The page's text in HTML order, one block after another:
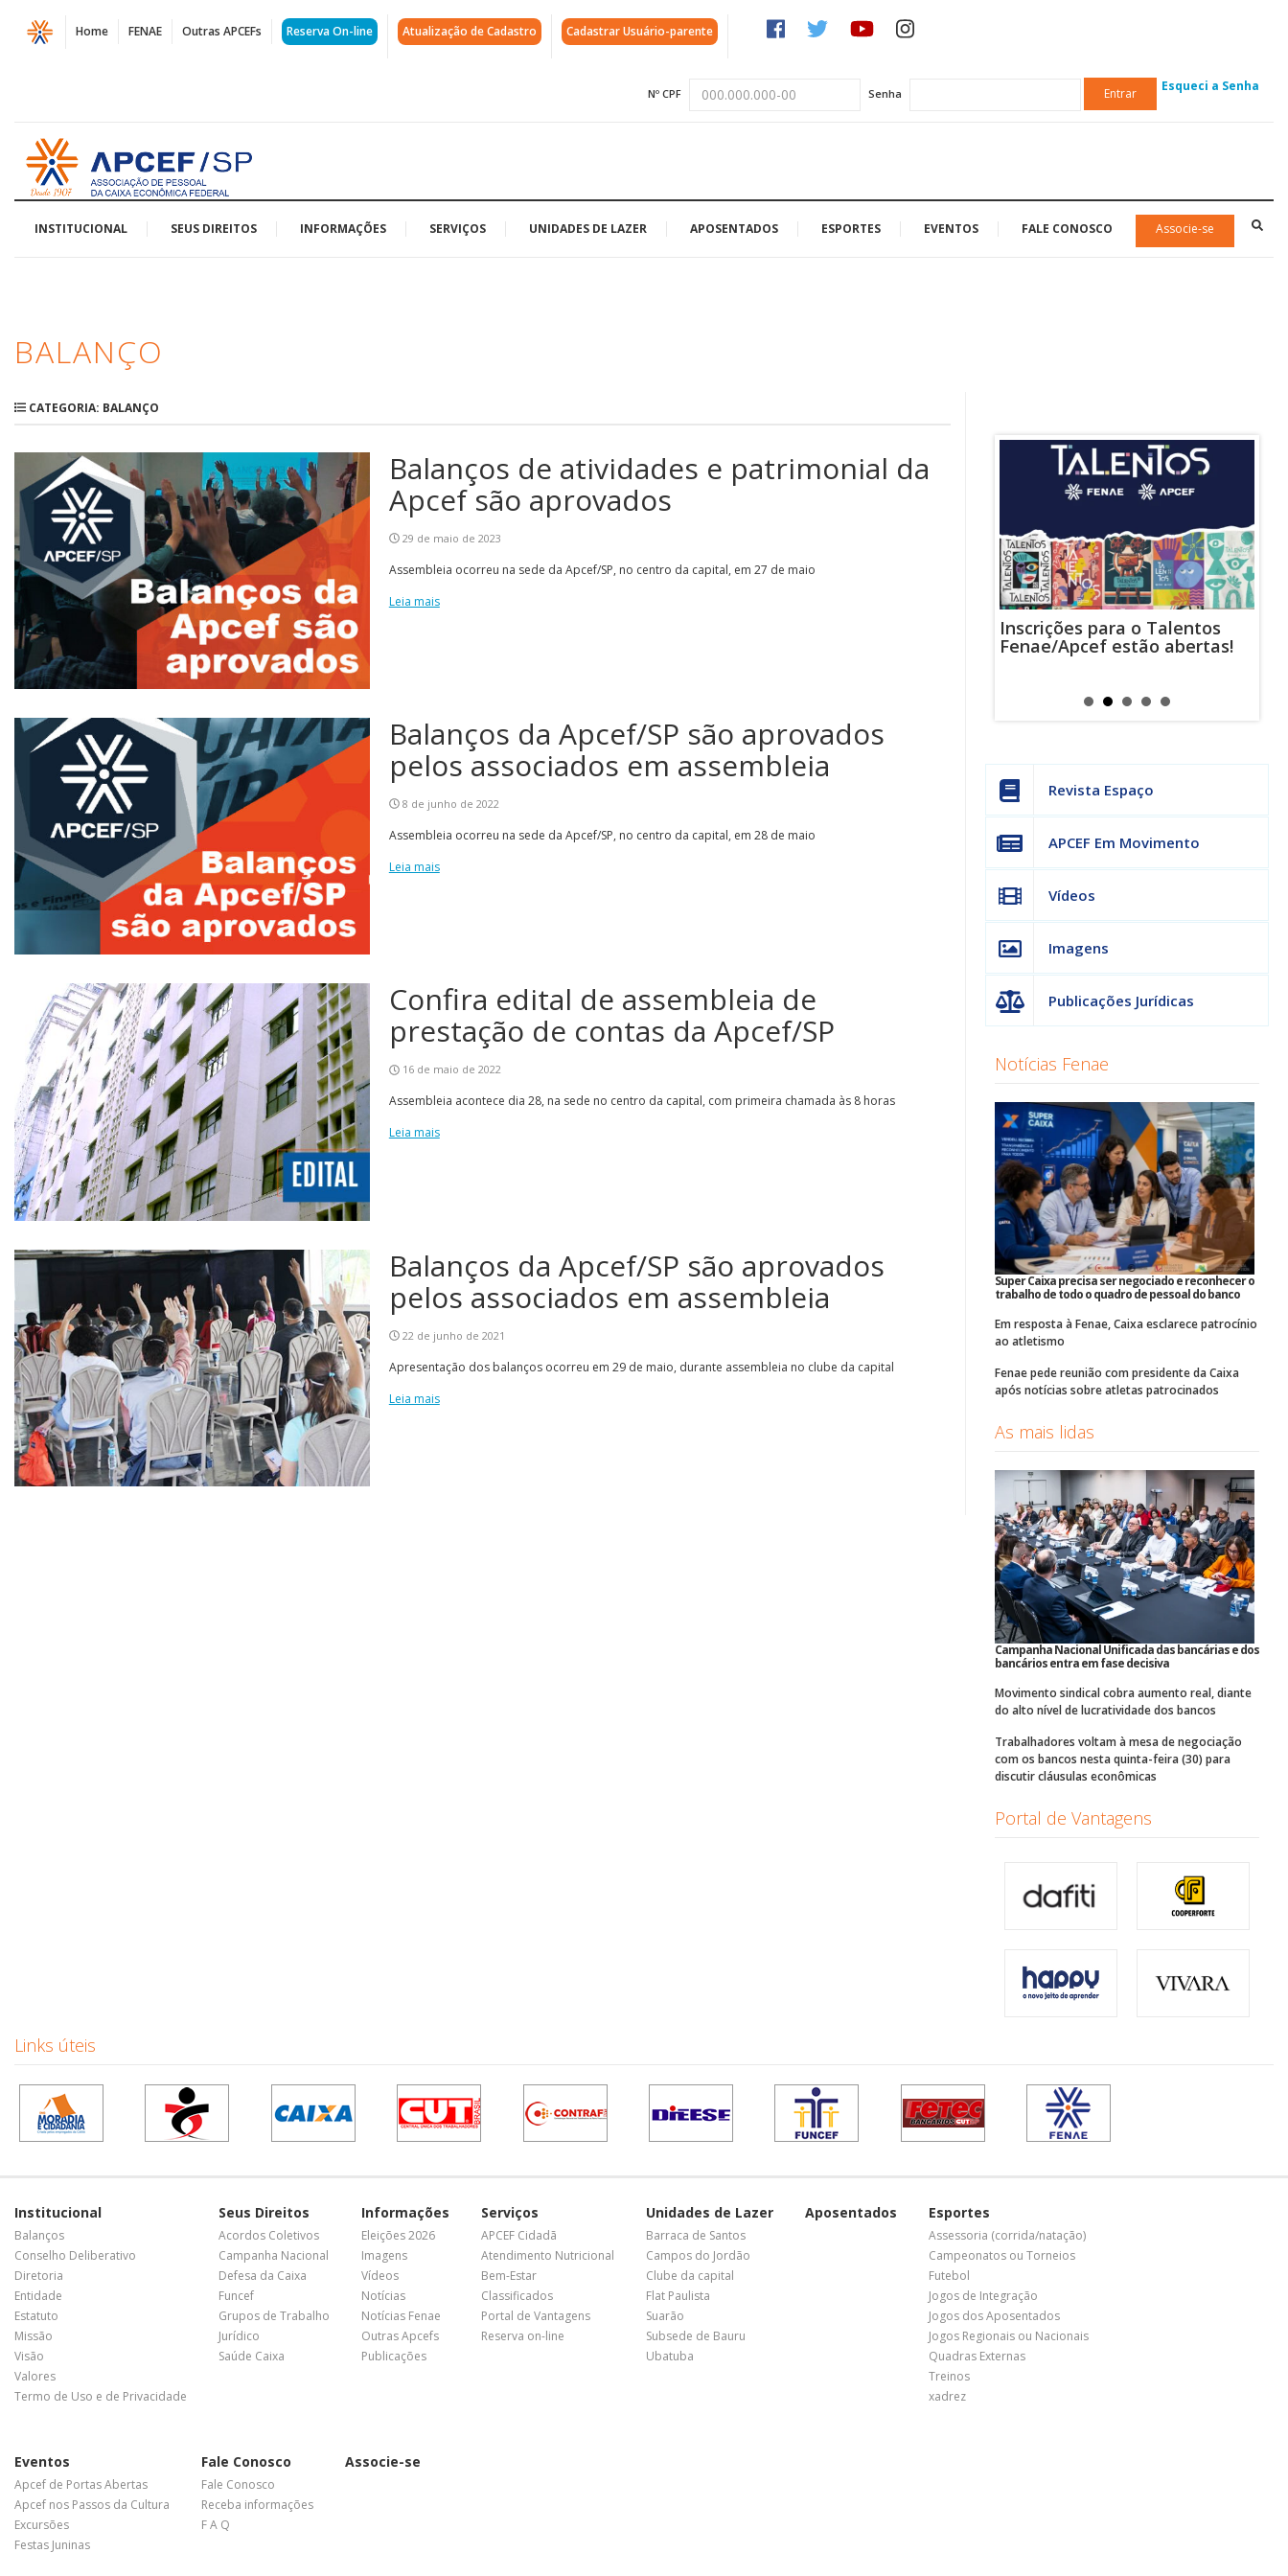
Página
Arquivos
APCEF/SP
Home FENAE Outras APCEFs Reserva On-line Atualização de Cadastro Cadastrar Usuário-parente
Nº CPF Senha Entrar Esqueci a Senha
Acessar
página
inicial
INSTITUCIONAL SEUS DIREITOS INFORMAÇÕES SERVIÇOS UNIDADES DE LAZER APOSENTADOS ESPORTES EVENTOS FALE CONOSCO Associe-se
BALANÇO
CATEGORIA: BALANÇO
Balanços de atividades e patrimonial da
Apcef são aprovados
29 de maio de 2023
Assembleia ocorreu na sede da Apcef/SP, no centro da capital, em 27 de maio
Leia mais
Balanços da Apcef/SP são aprovados
pelos associados em assembleia
8 de junho de 2022
Assembleia ocorreu na sede da Apcef/SP, no centro da capital, em 28 de maio
Leia mais
Confira edital de assembleia de
prestação de contas da Apcef/SP
16 de maio de 2022
Assembleia acontece dia 28, na sede no centro da capital, com primeira chamada às 8 horas
Leia mais
Balanços da Apcef/SP são aprovados
pelos associados em assembleia
22 de junho de 2021
Apresentação dos balanços ocorreu em 29 de maio, durante assembleia no clube da capital
Leia mais
Inscrições para o Talentos
Fenae/Apcef estão abertas!
Revista Espaço
APCEF Em Movimento
Vídeos
Imagens
Publicações Jurídicas
Notícias Fenae
Super Caixa precisa ser negociado e reconhecer o
trabalho de todo o quadro de pessoal do banco
Em resposta à Fenae, Caixa esclarece patrocínio
ao atletismo
Fenae pede reunião com presidente da Caixa
após notícias sobre atletas patrocinados
As mais lidas
Campanha Nacional Unificada das bancárias e dos
bancários entra em fase decisiva
Movimento sindical cobra aumento real, diante
do alto nível de lucratividade dos bancos
Trabalhadores voltam à mesa de negociação
com os bancos nesta quinta-feira (30) para
discutir cláusulas econômicas
Portal de Vantagens
Links úteis
Institucional
Balanços
Conselho Deliberativo
Diretoria
Entidade
Estatuto
Missão
Visão
Valores
Termo de Uso e de Privacidade
Seus Direitos
Acordos Coletivos
Campanha Nacional
Defesa da Caixa
Funcef
Grupos de Trabalho
Jurídico
Saúde Caixa
Informações
Eleições 2026
Imagens
Vídeos
Notícias
Notícias Fenae
Outras Apcefs
Publicações
Serviços
APCEF Cidadã
Atendimento Nutricional
Bem-Estar
Classificados
Portal de Vantagens
Reserva on-line
Unidades de Lazer
Barraca de Santos
Campos do Jordão
Clube da capital
Flat Paulista
Suarão
Subsede de Bauru
Ubatuba
Aposentados Esportes
Assessoria (corrida/natação)
Campeonatos ou Torneios
Futebol
Jogos de Integração
Jogos dos Aposentados
Jogos Regionais ou Nacionais
Quadras Externas
Treinos
xadrez
Eventos
Apcef de Portas Abertas
Apcef nos Passos da Cultura
Excursões
Festas Juninas
Fale Conosco
Fale Conosco
Receba informações
F A Q
Associe-se